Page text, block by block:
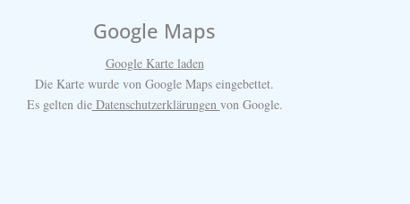
Google Maps
Google Karte laden
Die Karte wurde von Google Maps eingebettet.
Es gelten dieDatenschutzerklärungen von Google.